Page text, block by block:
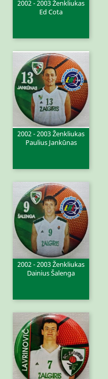
2002 - 2003 Ženkliukas
Ed Cota
2002 - 2003 Ženkliukas
Paulius Jankūnas
2002 - 2003 Ženkliukas
Dainius Šalenga